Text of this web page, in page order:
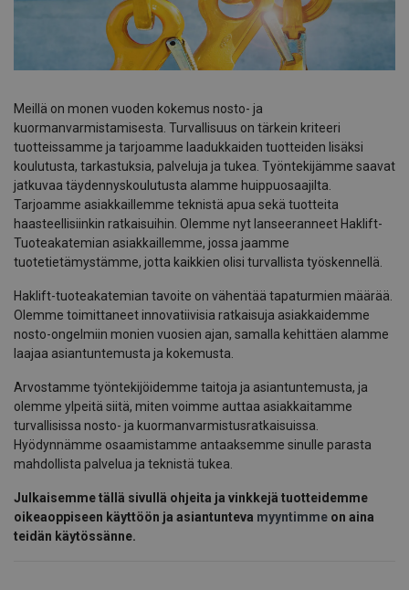
Meillä on monen vuoden kokemus nosto- ja
kuormanvarmistamisesta. Turvallisuus on tärkein kriteeri
tuotteissamme ja tarjoamme laadukkaiden tuotteiden lisäksi
koulutusta, tarkastuksia, palveluja ja tukea. Työntekijämme saavat
jatkuvaa täydennyskoulutusta alamme huippuosaajilta.
Tarjoamme asiakkaillemme teknistä apua sekä tuotteita
haasteellisiinkin ratkaisuihin. Olemme nyt lanseeranneet Haklift-
Tuoteakatemian asiakkaillemme, jossa jaamme
tuotetietämystämme, jotta kaikkien olisi turvallista työskennellä.
Haklift-tuoteakatemian tavoite on vähentää tapaturmien määrää.
Olemme toimittaneet innovatiivisia ratkaisuja asiakkaidemme
nosto-ongelmiin monien vuosien ajan, samalla kehittäen alamme
laajaa asiantuntemusta ja kokemusta.
Arvostamme työntekijöidemme taitoja ja asiantuntemusta, ja
olemme ylpeitä siitä, miten voimme auttaa asiakkaitamme
turvallisissa nosto- ja kuormanvarmistusratkaisuissa.
Hyödynnämme osaamistamme antaaksemme sinulle parasta
mahdollista palvelua ja teknistä tukea.
Julkaisemme tällä sivullä ohjeita ja vinkkejä tuotteidemme
oikeaoppiseen käyttöön ja asiantunteva myyntimme on aina
teidän käytössänne.